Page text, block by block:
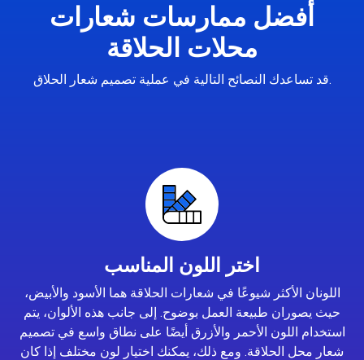
أفضل ممارسات شعارات
محلات الحلاقة
قد تساعدك النصائح التالية في عملية تصميم شعار الحلاق.
اختر اللون المناسب
اللونان الأكثر شيوعًا في شعارات الحلاقة هما الأسود والأبيض،
حيث يصوران طبيعة العمل بوضوح. إلى جانب هذه الألوان، يتم
استخدام اللون الأحمر والأزرق أيضًا على نطاق واسع في تصميم
شعار محل الحلاقة. ومع ذلك، يمكنك اختيار لون مختلف إذا كان